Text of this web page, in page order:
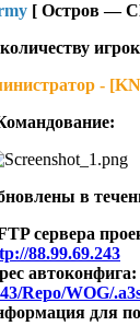
[ Остров —
-
в
сервера
88.99.69.243
автоконфига:
Repo/WOG/
для